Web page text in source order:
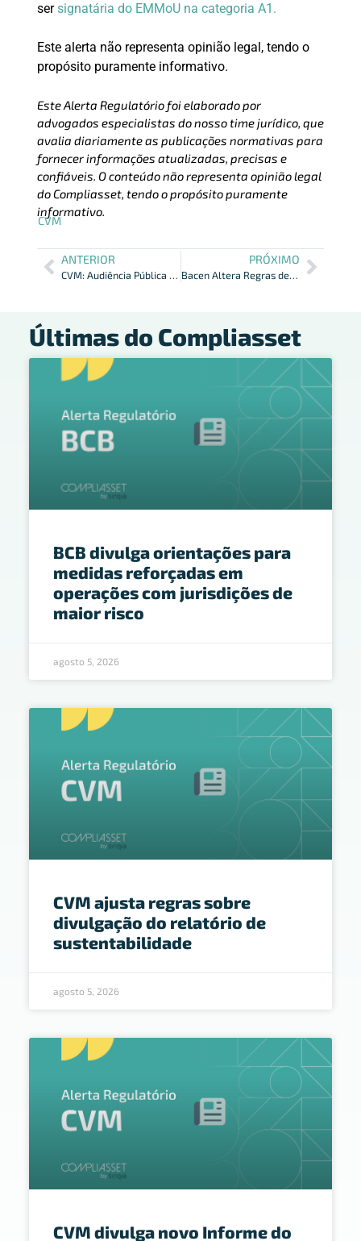
sersignatária do EMMoU na categoria A1.
Este alerta não representa opinião legal, tendo o
propósito puramente informativo.
Este Alerta Regulatório foi elaborado por
advogados especialistas do nosso time jurídico, que
avalia diariamente as publicações normativas para
fornecer informações atualizadas, precisas e
confiáveis. O conteúdo não representa opinião legal
do Compliasset, tendo o propósito puramente
informativo.
CVM
ANTERIOR
CVM: Audiência Pública – Vedação Uso Info Privilegiadas em FII
PRÓXIMO
Bacen Altera Regras de Autorização para Instituições Financeiras
Últimas do Compliasset
BCB divulga orientações para
medidas reforçadas em
operações com jurisdições de
maior risco
agosto 5, 2026
CVM ajusta regras sobre
divulgação do relatório de
sustentabilidade
agosto 5, 2026
CVM divulga novo Informe do